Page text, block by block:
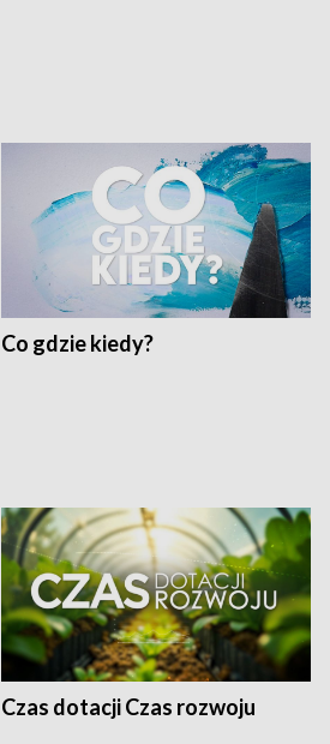
Co gdzie kiedy?
Czas dotacji Czas rozwoju